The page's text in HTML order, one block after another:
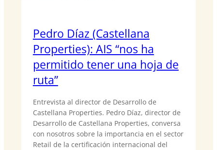
Pedro Díaz (Castellana
Properties): AIS “nos ha
permitido tener una hoja de
ruta”
Entrevista al director de Desarrollo de
Castellana Properties. Pedro Díaz, director de
Desarrollo de Castellana Properties, conversa
con nosotros sobre la importancia en el sector
Retail de la certificación internacional del